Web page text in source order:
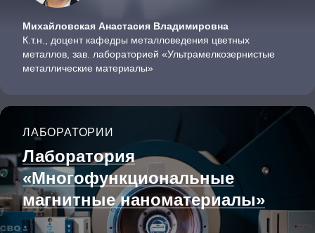
Михайловская Анастасия Владимировна
К.т.н., доцент кафедры металловедения цветных
металлов, зав. лабораторией «Ультрамелкозернистые
металлические материалы»
ЛАБОРАТОРИИ
Лаборатория
«Многофункциональные
магнитные наноматериалы»